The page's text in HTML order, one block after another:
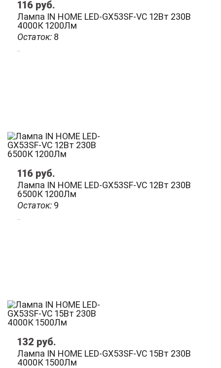
Остаток: 8
Лампа IN HOME LED-GX53SF-VC 12Вт 230В
4000К 1200Лм
116 руб.
Остаток: 9
Лампа IN HOME LED-GX53SF-VC 12Вт 230В
6500К 1200Лм
116 руб.
Лампа IN HOME LED-GX53SF-VC 15Вт 230В
4000К 1500Лм
132 руб.